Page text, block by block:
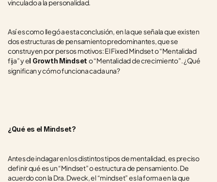
vinculado a la personalidad.
Así es como llegó a esta conclusión, en la que señala que existen
dos estructuras de pensamiento predominantes, que se
construyen por persos motivos: El Fixed Mindset o “Mentalidad
fija” y el Growth Mindset o “Mentalidad de crecimiento”. ¿Qué
significan y cómo funciona cada una?
¿Qué es el Mindset?
Antes de indagar en los distintos tipos de mentalidad, es preciso
definir qué es un “Mindset” o estructura de pensamiento. De
acuerdo con la Dra. Dweck, el “mindset” es la forma en la que